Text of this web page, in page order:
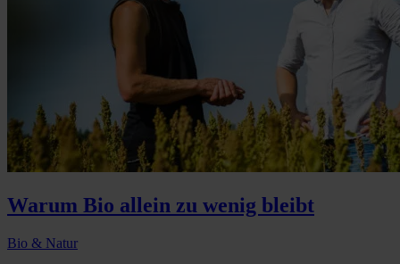
Warum Bio allein zu wenig bleibt
Bio & Natur